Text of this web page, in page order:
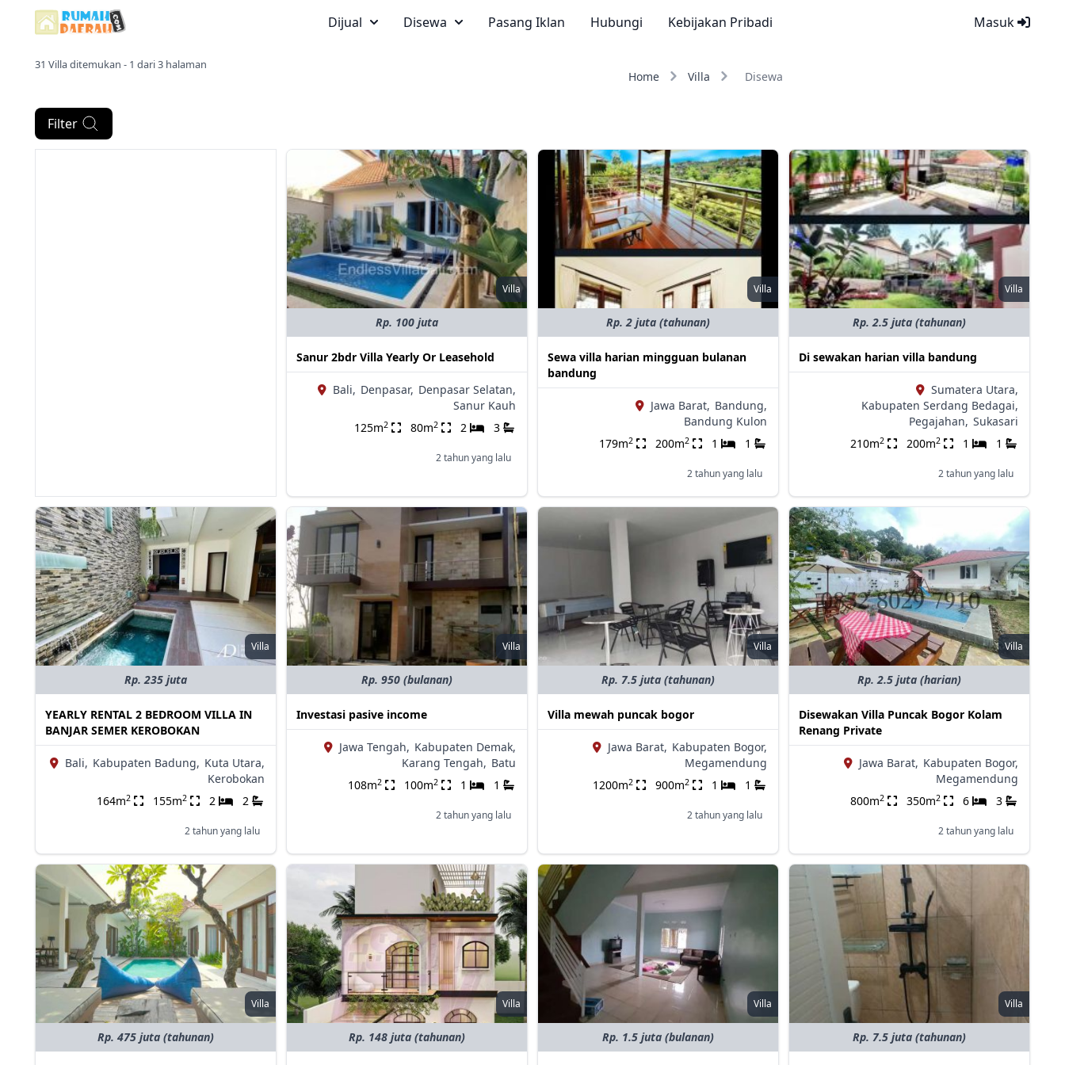
Masuk
Dijual Disewa Pasang Iklan Hubungi Kebijakan Pribadi
31 Villa ditemukan - 1 dari 3 halaman
Home Villa Disewa
Filter
Villa
Rp. 100 juta
Sanur 2bdr Villa Yearly Or Leasehold
Bali, Denpasar, Denpasar Selatan,
Sanur Kauh
125m2 80m2 2 3
2 tahun yang lalu
Villa
Rp. 2 juta (tahunan)
Sewa villa harian mingguan bulanan
bandung
Jawa Barat, Bandung,
Bandung Kulon
179m2 200m2 1 1
2 tahun yang lalu
Villa
Rp. 2.5 juta (tahunan)
Di sewakan harian villa bandung
Sumatera Utara,
Kabupaten Serdang Bedagai,
Pegajahan, Sukasari
210m2 200m2 1 1
2 tahun yang lalu
Villa
Rp. 235 juta
YEARLY RENTAL 2 BEDROOM VILLA IN
BANJAR SEMER KEROBOKAN
Bali, Kabupaten Badung, Kuta Utara,
Kerobokan
164m2 155m2 2 2
2 tahun yang lalu
Villa
Rp. 950 (bulanan)
Investasi pasive income
Jawa Tengah, Kabupaten Demak,
Karang Tengah, Batu
108m2 100m2 1 1
2 tahun yang lalu
Villa
Rp. 7.5 juta (tahunan)
Villa mewah puncak bogor
Jawa Barat, Kabupaten Bogor,
Megamendung
1200m2 900m2 1 1
2 tahun yang lalu
Villa
Rp. 2.5 juta (harian)
Disewakan Villa Puncak Bogor Kolam
Renang Private
Jawa Barat, Kabupaten Bogor,
Megamendung
800m2 350m2 6 3
2 tahun yang lalu
Villa
Rp. 475 juta (tahunan)
Villa
Rp. 148 juta (tahunan)
Villa
Rp. 1.5 juta (bulanan)
Villa
Rp. 7.5 juta (tahunan)